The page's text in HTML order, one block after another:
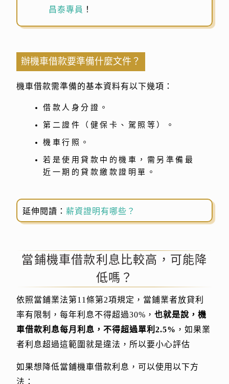
昌泰專員 ！
辦機車借款要準備什麼文件？
機車借款需準備的基本資料有以下幾項：
借款人身分證。
第二證件（健保卡、駕照等）。
機車行照。
若是使用貸款中的機車，需另準備最
近一期的貸款繳款證明單。
延伸閱讀：薪資證明有哪些？
當鋪機車借款利息比較高，可能降
低嗎？
依照當鋪業法第11條第2項規定，當鋪業者放貸利
率有限制，每年利息不得超過30%，也就是說，機
車借款利息每月利息，不得超過單利2.5% ，如果業
者利息超過這範圍就是違法，所以要小心評估
如果想降低當鋪機車借款利息，可以使用以下方
法：